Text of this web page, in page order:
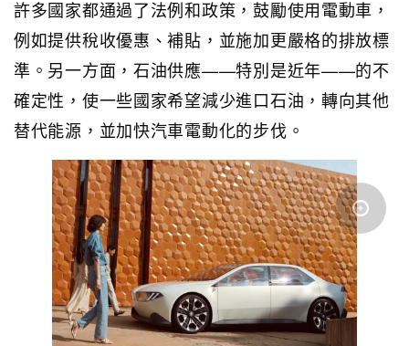
許多國家都通過了法例和政策，鼓勵使用電動車，
例如提供稅收優惠、補貼，並施加更嚴格的排放標
準。另一方面，石油供應——特別是近年——的不
確定性，使一些國家希望減少進口石油，轉向其他
替代能源，並加快汽車電動化的步伐。